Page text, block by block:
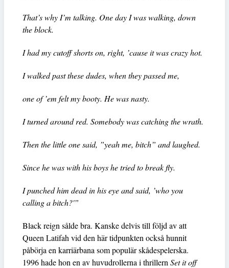
That’s why I’m talking. One day I was walking, down
the block.
I had my cutoff shorts on, right, ’cause it was crazy hot.
I walked past these dudes, when they passed me,
one of ’em felt my booty. He was nasty.
I turned around red. Somebody was catching the wrath.
Then the little one said, ”yeah me, bitch” and laughed.
Since he was with his boys he tried to break fly.
I punched him dead in his eye and said, ’who you
calling a bitch?'”
Black reign sålde bra. Kanske delvis till följd av att
Queen Latifah vid den här tidpunkten också hunnit
påbörja en karriärbana som populär skådespelerska.
1996 hade hon en av huvudrollerna i thrillern Set it off